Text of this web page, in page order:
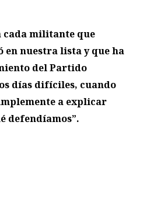
cada militante que
nuestra lista y que ha
del Partido
días difíciles, cuando
a explicar
defendíamos”.